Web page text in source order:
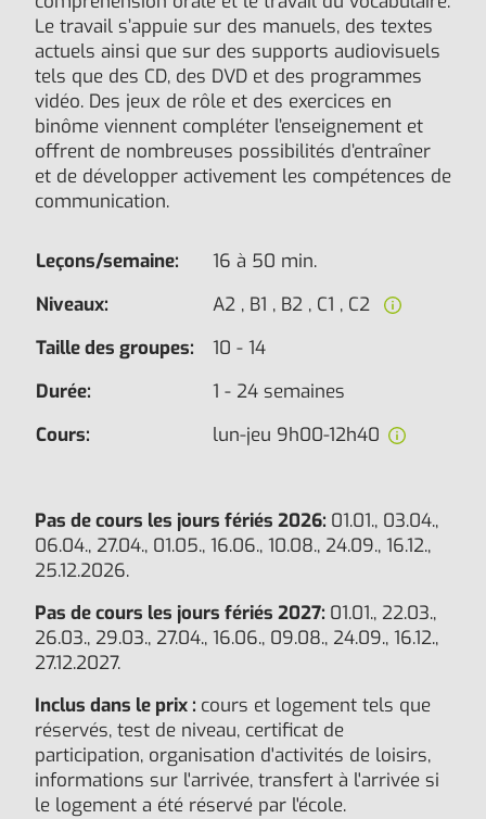
Le travail s’appuie sur des manuels, des textes
actuels ainsi que sur des supports audiovisuels
tels que des CD, des DVD et des programmes
vidéo. Des jeux de rôle et des exercices en
binôme viennent compléter l’enseignement et
offrent de nombreuses possibilités d’entraîner
et de développer activement les compétences de
communication.
Leçons/semaine:
16 à 50 min.
Niveaux:
A2 , B1 , B2 , C1 , C2
Taille des groupes:
10 - 14
Durée:
1 - 24 semaines
Cours:
lun-jeu 9h00-12h40
Pas de cours les jours fériés 2026: 01.01., 03.04.,
06.04., 27.04., 01.05., 16.06., 10.08., 24.09., 16.12.,
25.12.2026.
Pas de cours les jours fériés 2027: 01.01., 22.03.,
26.03., 29.03., 27.04., 16.06., 09.08., 24.09., 16.12.,
27.12.2027.
Inclus dans le prix : cours et logement tels que
réservés, test de niveau, certificat de
participation, organisation d'activités de loisirs,
informations sur l'arrivée, transfert à l'arrivée si
le logement a été réservé par l'école.